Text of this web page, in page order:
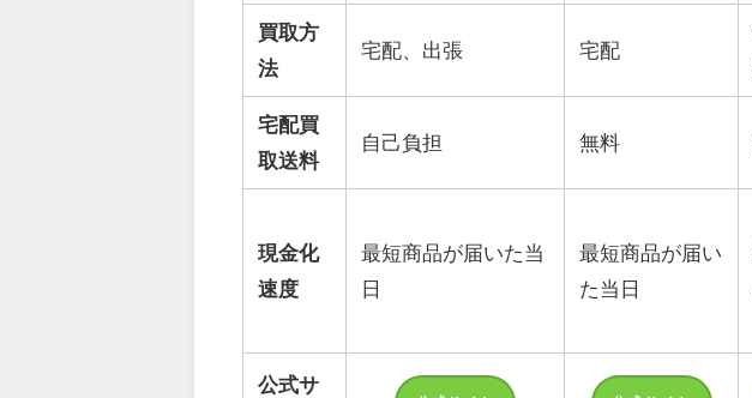
買取方
法
宅配、出張 宅配
宅配買
取送料
自己負担 無料
現金化
速度
最短商品が届いた当
日
最短商品が届い
た当日
公式サ